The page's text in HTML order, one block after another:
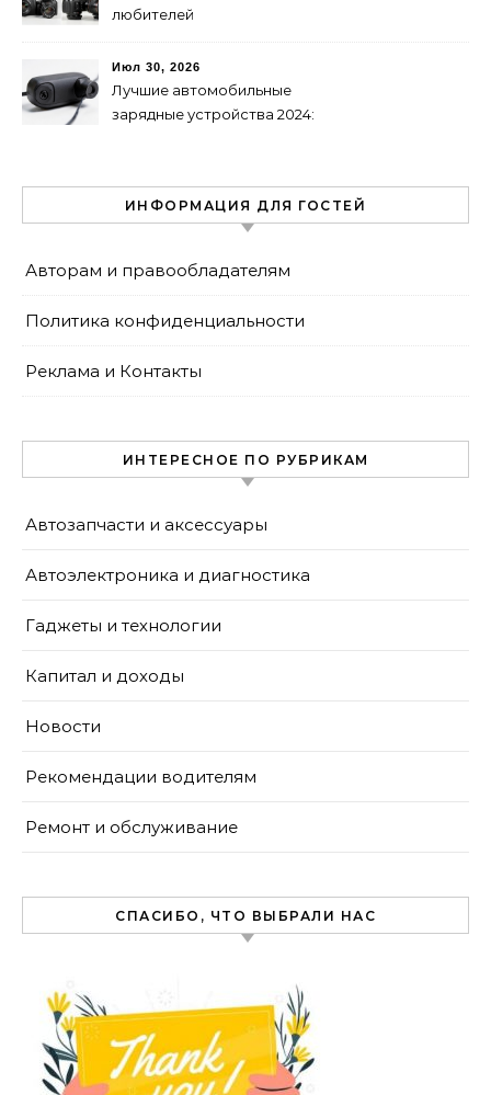
любителей
году
Июл 30, 2026
Лучшие автомобильные
зарядные устройства 2024:
ИНФОРМАЦИЯ ДЛЯ ГОСТЕЙ
Авторам и правообладателям
Политика конфиденциальности
Реклама и Контакты
ИНТЕРЕСНОЕ ПО РУБРИКАМ
Автозапчасти и аксессуары
Автоэлектроника и диагностика
Гаджеты и технологии
Капитал и доходы
Новости
Рекомендации водителям
Ремонт и обслуживание
СПАСИБО, ЧТО ВЫБРАЛИ НАС